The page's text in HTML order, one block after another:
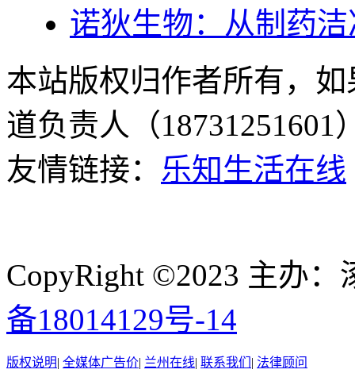
诺狄生物：从制药
本站版权归作者所有，
道负责人（
友情链接： 乐知生活在线
CopyRight ©2023 主办
备18014129号-14
版权说明| 全媒体广告价| 兰州在线| 联系我们 | 法律顾问